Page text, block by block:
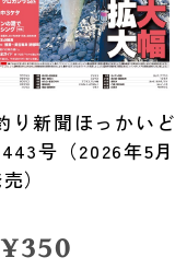
り新聞ほっかいど
号（2026年5月
）
¥350